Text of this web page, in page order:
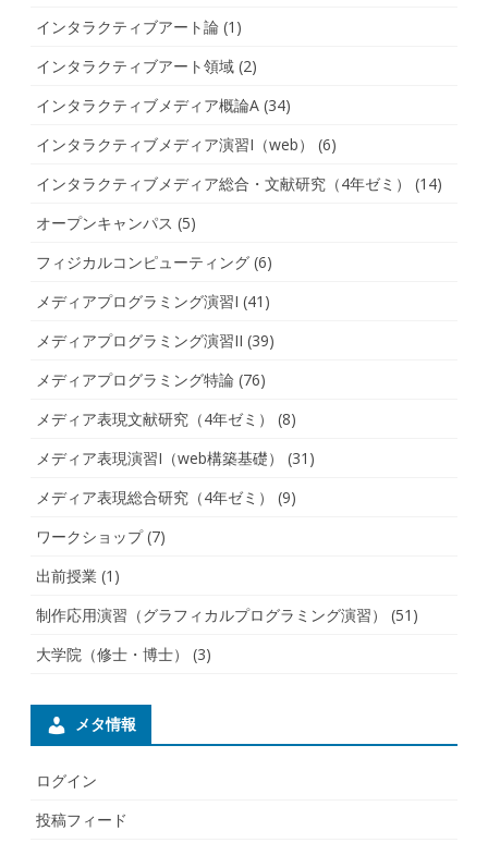
インタラクティブアート論 (1)
インタラクティブアート領域 (2)
インタラクティブメディア概論A (34)
インタラクティブメディア演習I（web）
(6)
インタラクティブメディア総合・文献研究（4年ゼミ）
(14)
オープンキャンパス (5)
フィジカルコンピューティング (6)
メディアプログラミング演習I (41)
メディアプログラミング演習II (39)
メディアプログラミング特論 (76)
メディア表現文献研究（4年ゼミ）
(8)
メディア表現演習I（web構築基礎）
(31)
メディア表現総合研究（4年ゼミ）
(9)
ワークショップ(7)
出前授業 (1)
制作応用演習（グラフィカルプログラミング演習）
(51)
大学院（修士・博士）
(3)
メタ情報
ログイン
投稿フィード